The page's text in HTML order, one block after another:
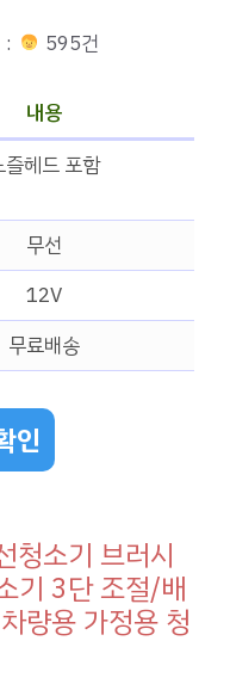
595건
내용
즐헤드 포함
무선
12V
무료배송
인
소기 브러시
기 3단 조절/배
량용 가정용 청